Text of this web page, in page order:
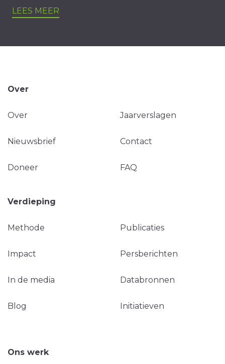
LEES MEER
Over
Over Jaarverslagen
Nieuwsbrief Contact
Doneer FAQ
Verdieping
Methode Publicaties
Impact Persberichten
In de media Databronnen
Blog Initiatieven
Ons werk